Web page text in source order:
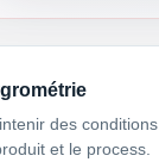
des
et le process.